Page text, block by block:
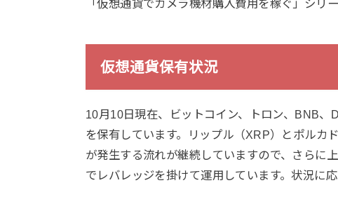
「仮想通貨でカメラ機材購入費用を稼ぐ」シリ
仮想通貨保有状況
10月10日現在、ビットコイン、トロン、BNB
を保有しています。リップル（XRP）とポルカ
が発生する流れが継続していますので、さらに
でレバレッジを掛けて運用しています。状況に